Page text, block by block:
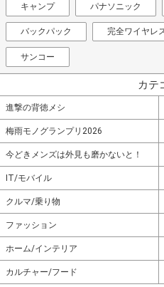
キャンプ パナソニック
バックパック 完全ワイヤレ
サンコー
カテ
進撃の背徳メシ
梅雨モノグランプリ2026
今どきメンズは外見も磨かないと！
IT/モバイル
クルマ/乗り物
ファッション
ホーム/インテリア
カルチャー/フード